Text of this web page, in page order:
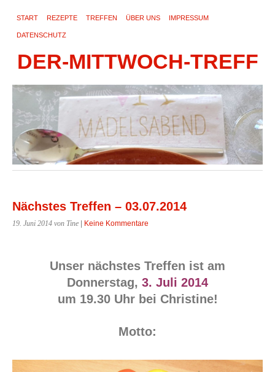
START REZEPTE TREFFEN ÜBER UNS IMPRESSUM
DATENSCHUTZ
DER-MITTWOCH-TREFF
Nächstes Treffen – 03.07.2014
19. Juni 2014 von Tine | Keine Kommentare
Unser nächstes Treffen ist am
Donnerstag, 3. Juli 2014
um 19.30 Uhr bei Christine!
Motto: